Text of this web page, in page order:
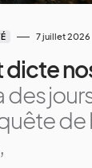
7 juillet 2026
dicte
des